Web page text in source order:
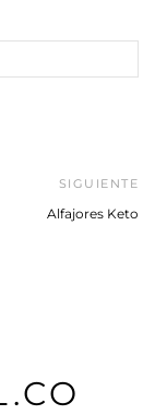
SIGUIENTE
Alfajores Keto